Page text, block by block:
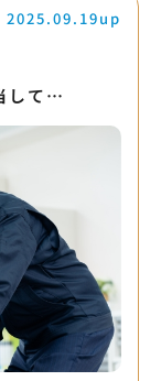
2025.09.19up
して…